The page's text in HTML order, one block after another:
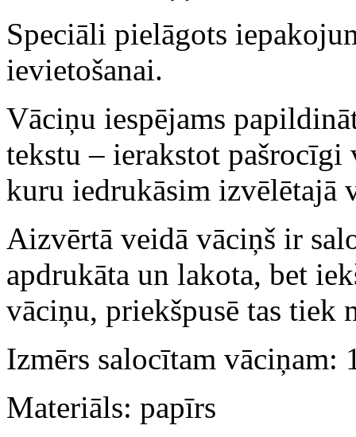
Speciāli pielāgots
ievietošanai.
Vāciņu iespējams
tekstu – ierakstot
kuru iedrukāsim izvēlētajā
Aizvērtā veidā vāciņš ir
apdrukāta un lakota, bet
vāciņu, priekšpusē tas tiek
Izmērs salocītam vāciņam:
Materiāls: papīrs